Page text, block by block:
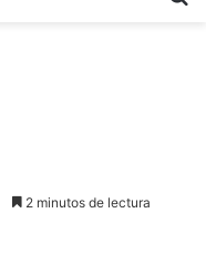
2 minutos de lectura